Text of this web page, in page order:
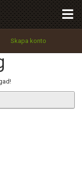
Skapa konto
Tillbaka till förstasidan